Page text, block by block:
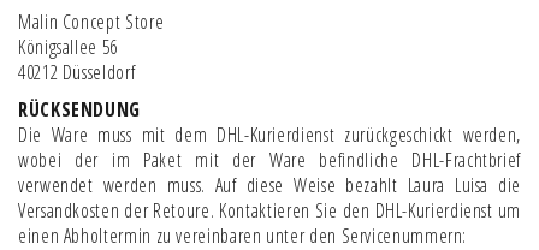
Malin Concept Store
Königsallee 56
40212 Düsseldorf
RÜCKSENDUNG
Die Ware muss mit dem DHL-Kurierdienst zurückgeschickt werden,
wobei der im Paket mit der Ware befindliche DHL-Frachtbrief
verwendet werden muss. Auf diese Weise bezahlt Laura Luisa die
Versandkosten der Retoure. Kontaktieren Sie den DHL-Kurierdienst um
einen Abholtermin zu vereinbaren unter den Servicenummern: